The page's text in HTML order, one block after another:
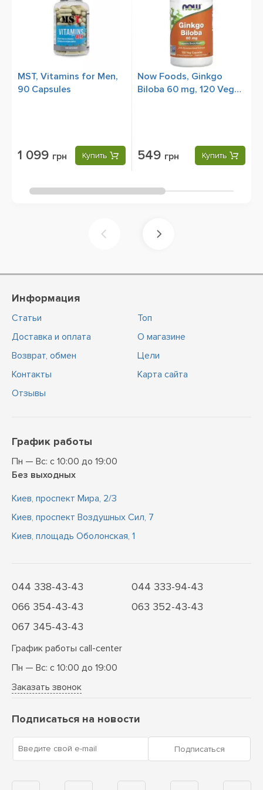
MST, Vitamins for Men,
90 Capsules
1 099 грн Купить
Now Foods, Ginkgo
Biloba 60 mg, 120 Veg
549 грн Купить
Информация
Статьи
Доставка и оплата
Возврат, обмен
Контакты
Отзывы
Топ
О магазине
Цели
Карта сайта
График работы
Пн — Вс: с 10:00 до 19:00
Без выходных
Киев, проспект Мира, 2/3
Киев, проспект Воздушных Сил, 7
Киев, площадь Оболонская, 1
044 338-43-43
044 333-94-43
066 354-43-43
063 352-43-43
067 345-43-43
График работы call-center
Пн — Вс: с 10:00 до 19:00
Заказать звонок
Подписаться на новости
Введите свой e-mail Подписаться